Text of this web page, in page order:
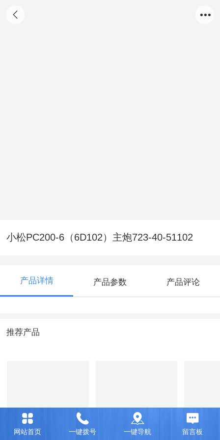
小松PC200-6（6D102）主炮723-40-51102
产品详情 产品参数 产品评论
推荐产品
小松PC200-6主炮
（手拉油门）723-
小松PC200-
6（6D102）主炮
0E11
网站首页 一键拨号 一键导航 留言板